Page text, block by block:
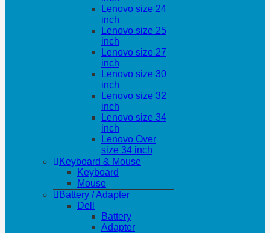
Lenovo size 24
inch
Lenovo size 25
inch
Lenovo size 27
inch
Lenovo size 30
inch
Lenovo size 32
inch
Lenovo size 34
inch
Lenovo Over
size 34 inch
Keyboard & Mouse
Keyboard
Mouse
Battery / Adapter
Dell
Battery
Adapter